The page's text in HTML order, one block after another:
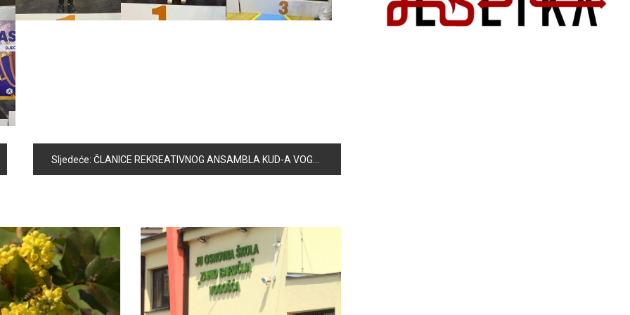
Sljedeće: ČLANICE REKREATIVNOG ANSAMBLA KUD-A VOGOŠĆA UČESTVUJU NA 5. MEĐUNARODNOJ SMOTRI VETERANA I REKREATIVACA